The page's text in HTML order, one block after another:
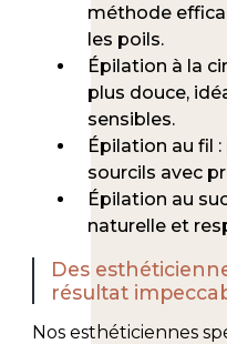
méthode
les poils.
Épilation à la
plus douce,
sensibles.
Épilation au fil
sourcils avec
Épilation au
naturelle et
Des
résultat
Nos esthéticiennes